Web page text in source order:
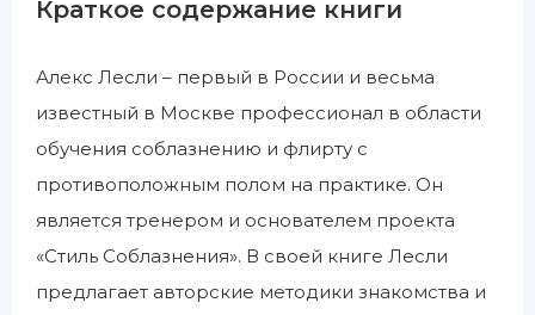
Краткое содержание книги
Алекс Лесли – первый в России и весьма
известный в Москве профессионал в области
обучения соблазнению и флирту с
противоположным полом на практике. Он
является тренером и основателем проекта
«Стиль Соблазнения». В своей книге Лесли
предлагает авторские методики знакомства и